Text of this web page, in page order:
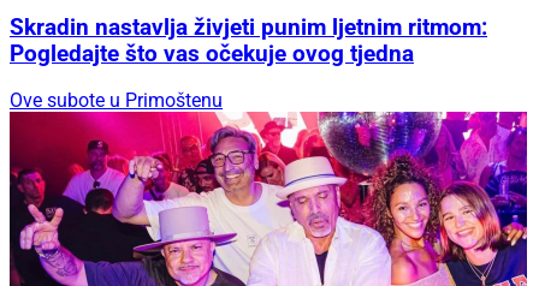
Skradin nastavlja živjeti punim ljetnim ritmom:
Pogledajte što vas očekuje ovog tjedna
Ove subote u Primoštenu